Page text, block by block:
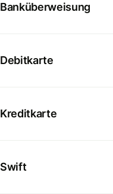
Banküberweisung
Debitkarte
Kreditkarte
Swift